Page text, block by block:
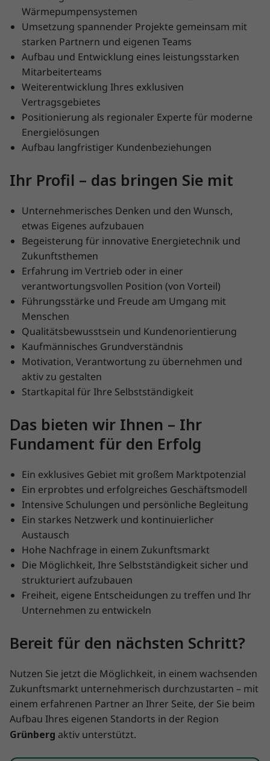
Wärmepumpensystemen
Umsetzung spannender Projekte gemeinsam mit
starken Partnern und eigenen Teams
Aufbau und Entwicklung eines leistungsstarken
Mitarbeiterteams
Weiterentwicklung Ihres exklusiven
Vertragsgebietes
Positionierung als regionaler Experte für moderne
Energielösungen
Aufbau langfristiger Kundenbeziehungen
Ihr Profil – das bringen Sie mit
Unternehmerisches Denken und den Wunsch,
etwas Eigenes aufzubauen
Begeisterung für innovative Energietechnik und
Zukunftsthemen
Erfahrung im Vertrieb oder in einer
verantwortungsvollen Position (von Vorteil)
Führungsstärke und Freude am Umgang mit
Menschen
Qualitätsbewusstsein und Kundenorientierung
Kaufmännisches Grundverständnis
Motivation, Verantwortung zu übernehmen und
aktiv zu gestalten
Startkapital für Ihre Selbstständigkeit
Das bieten wir Ihnen – Ihr
Fundament für den Erfolg
Ein exklusives Gebiet mit großem Marktpotenzial
Ein erprobtes und erfolgreiches Geschäftsmodell
Intensive Schulungen und persönliche Begleitung
Ein starkes Netzwerk und kontinuierlicher
Austausch
Hohe Nachfrage in einem Zukunftsmarkt
Die Möglichkeit, Ihre Selbstständigkeit sicher und
strukturiert aufzubauen
Freiheit, eigene Entscheidungen zu treffen und Ihr
Unternehmen zu entwickeln
Bereit für den nächsten Schritt?
Nutzen Sie jetzt die Möglichkeit, in einem wachsenden
Zukunftsmarkt unternehmerisch durchzustarten – mit
einem erfahrenen Partner an Ihrer Seite, der Sie beim
Aufbau Ihres eigenen Standorts in der Region
Grünberg aktiv unterstützt.